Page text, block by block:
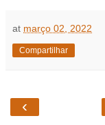
at março 02, 2022
Compartilhar
‹